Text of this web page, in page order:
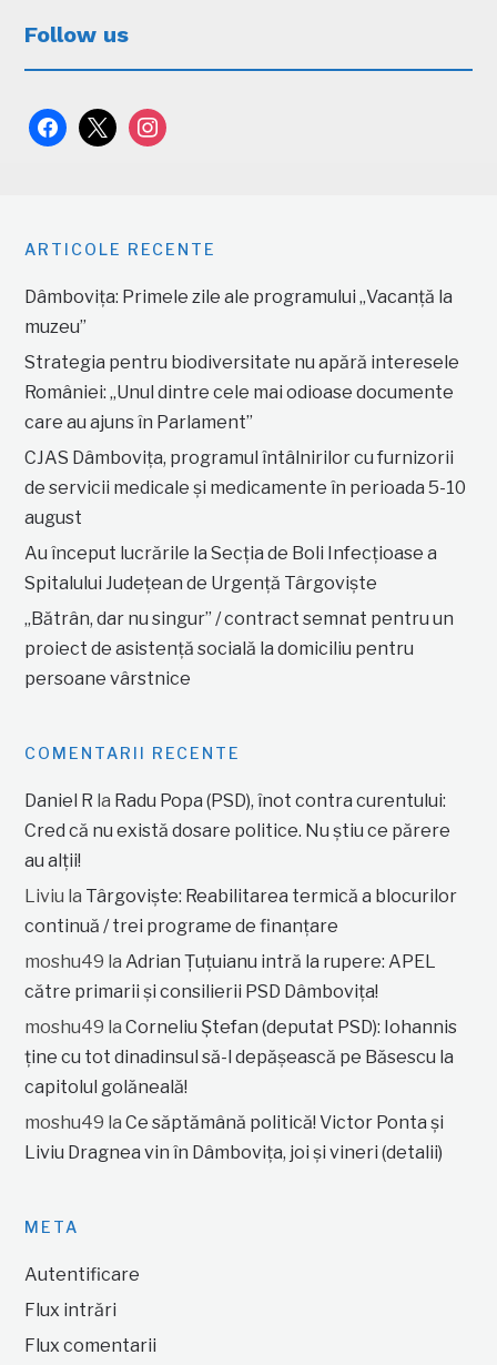
Follow us
facebook
x instagram
ARTICOLE RECENTE
Dâmbovița: Primele zile ale programului „Vacanță la
muzeu”
Strategia pentru biodiversitate nu apără interesele
României: „Unul dintre cele mai odioase documente
care au ajuns în Parlament”
CJAS Dâmbovița, programul întâlnirilor cu furnizorii
de servicii medicale și medicamente în perioada 5-10
august
Au început lucrările la Secția de Boli Infecțioase a
Spitalului Județean de Urgență Târgoviște
„Bătrân, dar nu singur” / contract semnat pentru un
proiect de asistență socială la domiciliu pentru
persoane vârstnice
COMENTARII RECENTE
Daniel R la Radu Popa (PSD), înot contra curentului:
Cred că nu există dosare politice. Nu știu ce părere
au alții!
Liviu la Târgoviște: Reabilitarea termică a blocurilor
continuă / trei programe de finanțare
moshu49 laAdrian Țuțuianu intră la rupere: APEL
către primarii și consilierii PSD Dâmbovița!
moshu49 laCorneliu Ștefan (deputat PSD): Iohannis
ține cu tot dinadinsul să-l depășească pe Băsescu la
capitolul golăneală!
moshu49 laCe săptămână politică! Victor Ponta și
Liviu Dragnea vin în Dâmbovița, joi și vineri (detalii)
META
Autentificare
Flux intrări
Flux comentarii